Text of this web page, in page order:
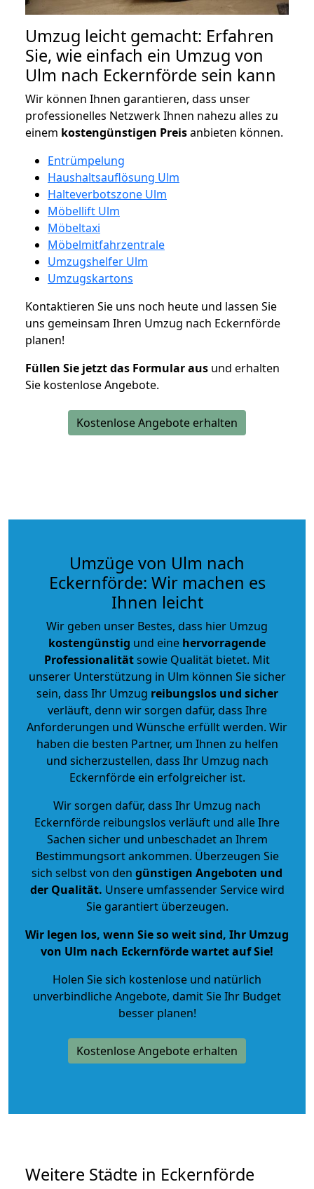
Umzug leicht gemacht: Erfahren
Sie, wie einfach ein Umzug von
Ulm nach Eckernförde sein kann
Wir können Ihnen garantieren, dass unser
professionelles Netzwerk Ihnen nahezu alles zu
einem kostengünstigen Preisanbieten können.
Entrümpelung
Haushaltsauflösung Ulm
Halteverbotszone Ulm
Möbellift Ulm
Möbeltaxi
Möbelmitfahrzentrale
Umzugshelfer Ulm
Umzugskartons
Kontaktieren Sie uns noch heute und lassen Sie
uns gemeinsam Ihren Umzug nach Eckernförde
planen!
Füllen Sie jetzt das Formular aus und erhalten
Sie kostenlose Angebote.
Kostenlose Angebote erhalten
Umzüge von Ulm nach
Eckernförde: Wir machen es
Ihnen leicht
Wir geben unser Bestes, dass hier Umzug
kostengünstig und eine hervorragende
Professionalitätsowie Qualität bietet. Mit
unserer Unterstützung in Ulm können Sie sicher
sein, dass Ihr Umzug reibungslos und sicher
verläuft, denn wir sorgen dafür, dass Ihre
Anforderungen und Wünsche erfüllt werden. Wir
haben die besten Partner, um Ihnen zu helfen
und sicherzustellen, dass Ihr Umzug nach
Eckernförde ein erfolgreicher ist.
Wir sorgen dafür, dass Ihr Umzug nach
Eckernförde reibungslos verläuft und alle Ihre
Sachen sicher und unbeschadet an Ihrem
Bestimmungsort ankommen. Überzeugen Sie
sich selbst von den günstigen Angeboten und
der Qualität. Unsere umfassender Service wird
Sie garantiert überzeugen.
Wir legen los, wenn Sie so weit sind, Ihr Umzug
von Ulm nach Eckernförde wartet auf Sie!
Holen Sie sich kostenlose und natürlich
unverbindliche Angebote, damit Sie Ihr Budget
besser planen!
Kostenlose Angebote erhalten
Weitere Städte in Eckernförde